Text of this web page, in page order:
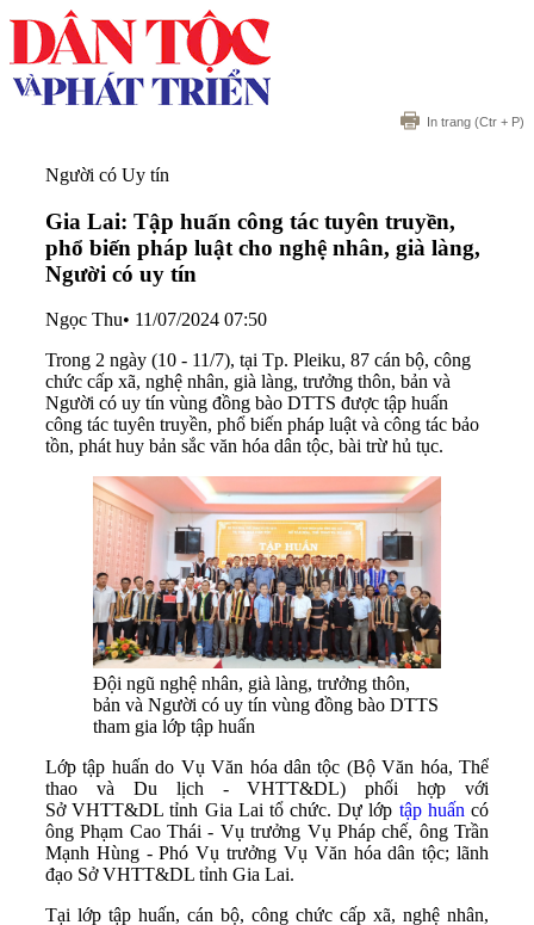
In trang (Ctr + P)
Người có Uy tín
Gia Lai: Tập huấn công tác tuyên truyền,
phổ biến pháp luật cho nghệ nhân, già làng,
Người có uy tín
Ngọc Thu• 11/07/2024 07:50
Trong 2 ngày (10 - 11/7), tại Tp. Pleiku, 87 cán bộ, công
chức cấp xã, nghệ nhân, già làng, trưởng thôn, bản và
Người có uy tín vùng đồng bào DTTS được tập huấn
công tác tuyên truyền, phổ biến pháp luật và công tác bảo
tồn, phát huy bản sắc văn hóa dân tộc, bài trừ hủ tục.
Đội ngũ nghệ nhân, già làng, trưởng thôn,
bản và Người có uy tín vùng đồng bào DTTS
tham gia lớp tập huấn
Lớp tập huấn do Vụ Văn hóa dân tộc (Bộ Văn hóa, Thể
thao và Du lịch - VHTT&DL) phối hợp với
Sở VHTT&DL tỉnh Gia Lai tổ chức. Dự lớp tập huấncó
ông Phạm Cao Thái - Vụ trưởng Vụ Pháp chế, ông Trần
Mạnh Hùng - Phó Vụ trưởng Vụ Văn hóa dân tộc; lãnh
đạo SởVHTT&DL tỉnh Gia Lai.
Tại lớp tập huấn, cán bộ, công chức cấp xã, nghệ nhân,